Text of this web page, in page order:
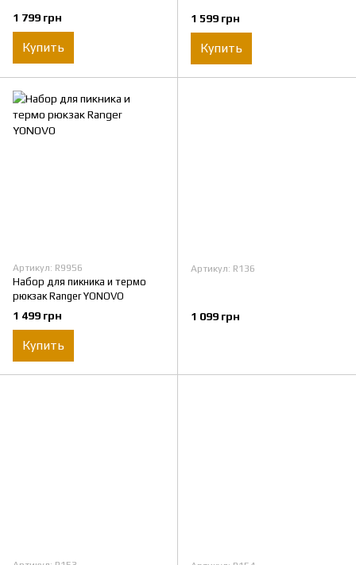
1 799 грн
Купить
1 599 грн
Купить
Артикул: R9956
Набор для пикника и термо
рюкзак Ranger YONOVO
1 499 грн
Купить
Артикул: R136
1 099 грн